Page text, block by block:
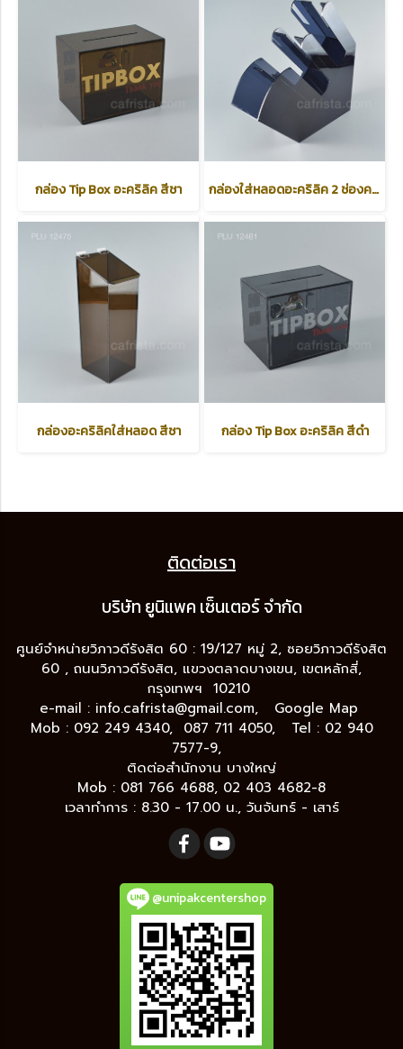
กล่อง Tip Box อะคริลิค สีชา กล่องใส่หลอดอะคริลิค 2 ช่องครึ่ง สีดำใส
กล่องอะคริลิคใส่หลอด สีชา กล่อง Tip Box อะคริลิค สีดำ
ติดต่อเรา
บริษัท ยูนิแพค เซ็นเตอร์ จำกัด
ศูนย์จำหน่ายวิภาวดีรังสิต 60 : 19/127 หมู่ 2, ซอยวิภาวดีรังสิต
60 , ถนนวิภาวดีรังสิต, แขวงตลาดบางเขน, เขตหลักสี่,
กรุงเทพฯ 10210
e-mail : info.cafrista@gmail.com,
Google Map
Mob : 092 249 4340, 087 711 4050, Tel : 02 940
7577-9,
ติดต่อสำนักงาน บางใหญ่
Mob : 081 766 4688, 02 403 4682-8
เวลาทำการ : 8.30 - 17.00 น., วันจันทร์ - เสาร์
@unipakcentershop